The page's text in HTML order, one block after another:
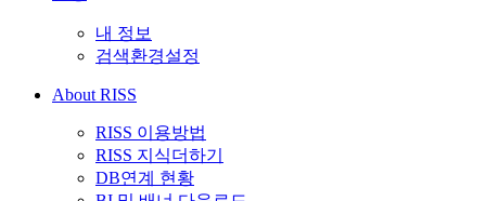
내 정보
검색환경설정
About RISS
RISS 이용방법
RISS 지식더하기
DB연계 현황